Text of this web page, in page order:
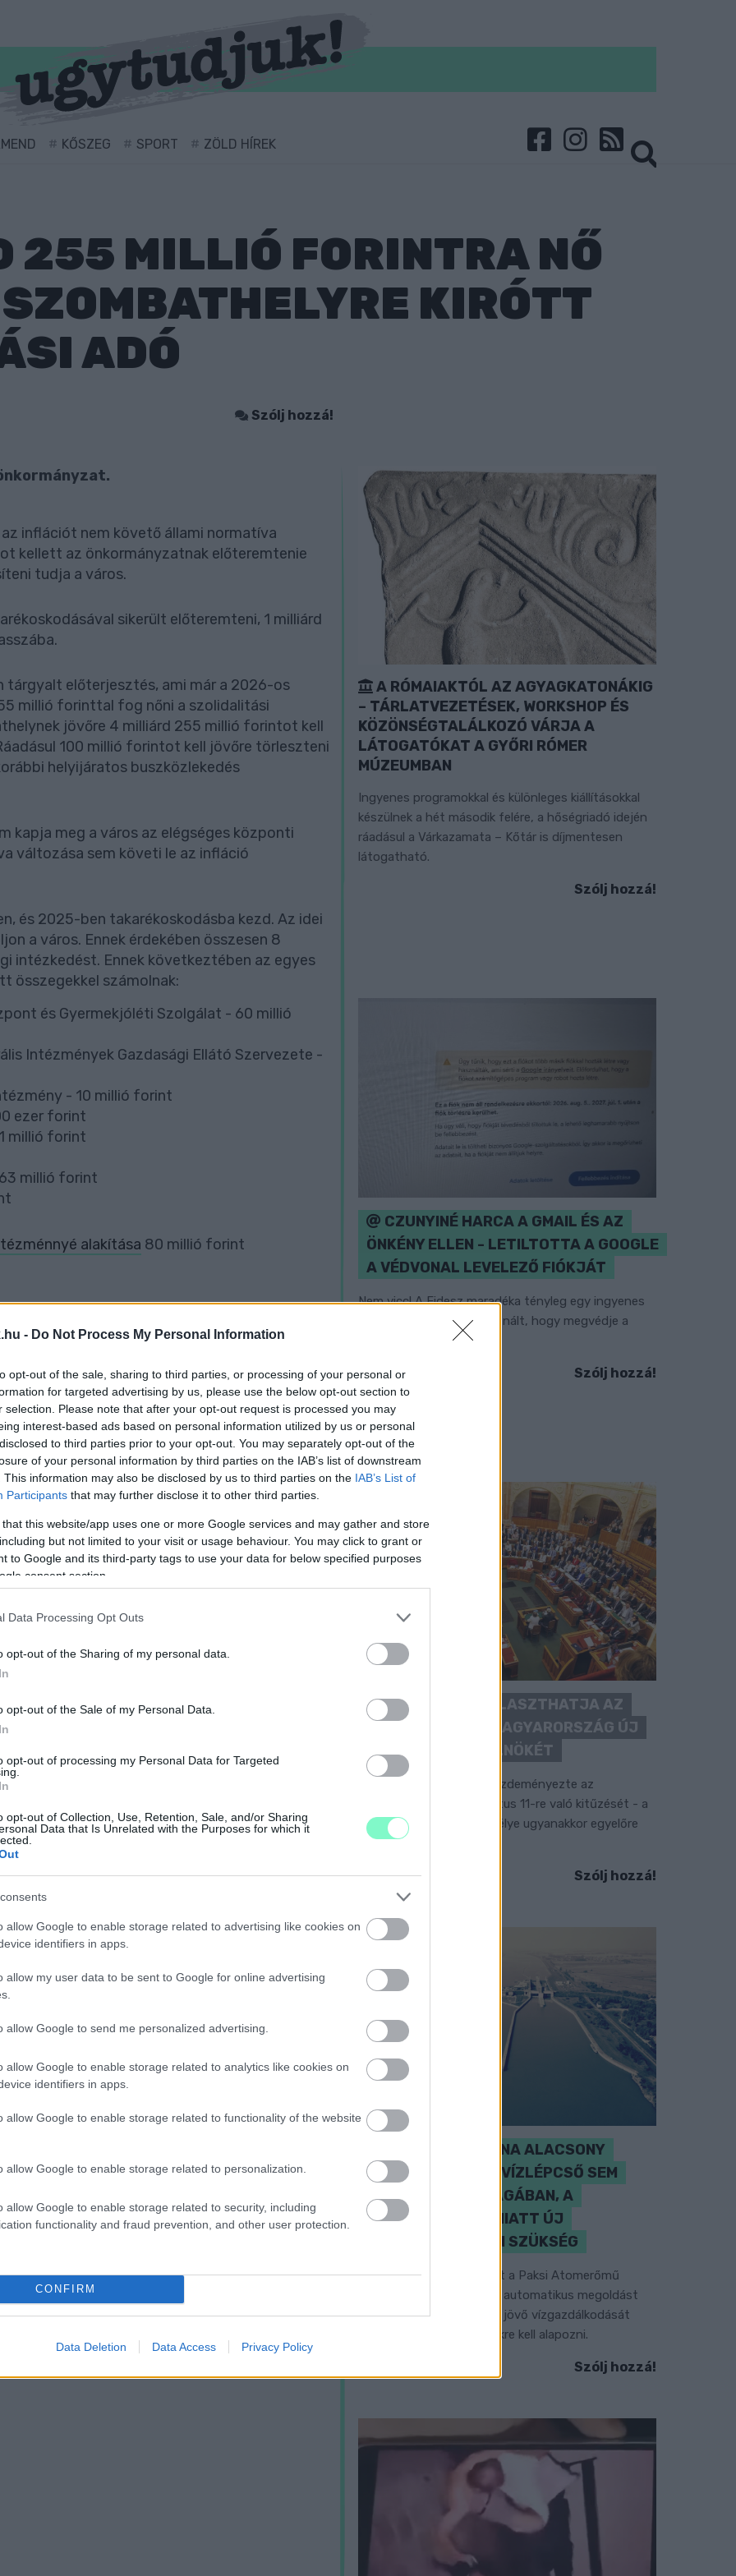
- Do Not Process My Personal Information
opt-out of the sale, sharing to third parties, or processing of your personal or
for targeted advertising by us, please use the below opt-out section to
selection. Please note that after your opt-out request is processed you may
interest-based ads based on personal information utilized by us or personal
to third parties prior to your opt-out. You may separately opt-out of the
of your personal information by third parties on the IAB’s list of downstream
This information may also be disclosed by us to third parties on the IAB’s List of
Participants that may further disclose it to other third parties.
that this website/app uses one or more Google services and may gather and store
but not limited to your visit or usage behaviour. You may click to grant or
to Google and its third-party tags to use your data for below specified purposes
consent section.
Data Processing Opt Outs
opt-out of the Sharing of my personal data.
opt-out of the Sale of my Personal Data.
opt-out of processing my Personal Data for Targeted
opt-out of Collection, Use, Retention, Sale, and/or Sharing
Data that Is Unrelated with the Purposes for which it
allow Google to enable storage related to advertising like cookies on
identifiers in apps.
allow my user data to be sent to Google for online advertising
allow Google to send me personalized advertising.
allow Google to enable storage related to analytics like cookies on
identifiers in apps.
allow Google to enable storage related to functionality of the website
allow Google to enable storage related to personalization.
allow Google to enable storage related to security, including
functionality and fraud prevention, and other user protection.
CONFIRM
Data Deletion Data Access Privacy Policy
KŐSZEG SPORT ZÖLD HÍREK
255 MILLIÓ FORINTRA NŐ
KIRÓTT
ADÓ
Szólj hozzá!
inflációt nem követő állami normatíva
kellett az önkormányzatnak előteremtenie
tudja a város.
sikerült előteremteni, 1 milliárd
előterjesztés, ami már a 2026-os
millió forinttal fog nőni a szolidalitási
jövőre 4 milliárd 255 millió forintot kell
100 millió forintot kell jövőre törleszteni
helyijáratos buszközlekedés
kapja meg a város az elégséges központi
változása sem követi le az infláció
és 2025-ben takarékoskodásba kezd. Az idei
a város. Ennek érdekében összesen 8
intézkedést. Ennek következtében az egyes
összegekkel számolnak:
és Gyermekjóléti Szolgálat - 60 millió
Intézmények Gazdasági Ellátó Szervezete -
- 10 millió forint
ezer forint
millió forint
millió forint
alakítása 80 millió forint
jelent a jövő évi költségvetésre nézve.
hogy a tőlük független szerkesztőségek
még a hatalmat ellenőrző hang, akkor
Nemzeti Újságírók Demokratikus
00000113-44920004.
A RÓMAIAKTÓL AZ AGYAGKATONÁKIG
– TÁRLATVEZETÉSEK, WORKSHOP ÉS
KÖZÖNSÉGTALÁLKOZÓ VÁRJA A
LÁTOGATÓKAT A GYŐRI RÓMER
MÚZEUMBAN
Ingyenes programokkal és különleges kiállításokkal
készülnek a hét második felére, a hőségriadó idején
ráadásul a Várkazamata – Kőtár is díjmentesen
látogatható.
Szólj hozzá!
CZUNYINÉ HARCA A GMAIL ÉS AZ
ÖNKÉNY ELLEN - LETILTOTTA A GOOGLE
A VÉDVONAL LEVELEZŐ FIÓKJÁT
Nem vicc! A Fidesz maradéka tényleg egy ingyenes
e-mail szolgáltatást használt, hogy megvédje a
Fidesz maradékát.
Szólj hozzá!
KEDDEN MEGVÁLASZTHATJA AZ
ORSZÁGGYŰLÉS MAGYARORSZÁG ÚJ
KÖZTÁRSASÁGI ELNÖKÉT
A TISZA Párt frakciója kezdeményezte az
államfőválasztás augusztus 11-re való kitűzését - a
kormánypárti jelölt személye ugyanakkor egyelőre
nem ismert.
Szólj hozzá!
SZAKÉRTŐ A DUNA ALACSONY
VÍZÁLLÁSÁRÓL: A VÍZLÉPCSŐ SEM
CSODASZER ÖNMAGÁBAN, A
KLÍMAVÁLTOZÁS MIATT ÚJ
SZEMLÉLETRE VAN SZÜKSÉG
A BME vízmérnöke szerint a Paksi Atomerőmű
helyzetére sem jelentene automatikus megoldást
egy új dunai vízlépcső - a jövő vízgazdálkodását
pedig már a klímamodellekre kell alapozni.
Szólj hozzá!